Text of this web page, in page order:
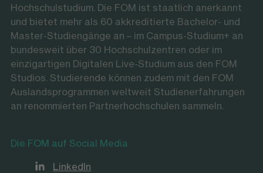
Hochschulstudium. Die FOM ist staatlich anerkannt
und bietet mehr als 60 akkreditierte Bachelor- und
Master-Studiengänge an – im Campus-Studium+ an
bundesweit über 30 Hochschulzentren oder im
einzigartigen Digitalen Live-Studium aus den FOM
Studios. Studierende können zudem mit den FOM
Auslandsprogrammen weltweit Studienerfahrungen
an renommierten Partnerhochschulen sammeln.
Die FOM auf Social Media
LinkedIn